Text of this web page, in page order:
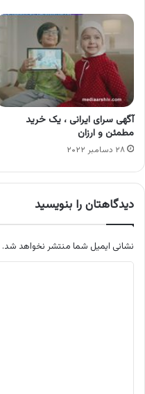
آگهی سرای ایرانی ، یک خرید
مطمئن و ارزان
۲۸ دسامبر ۲۰۲۲
دیدگاهتان را بنویسید
نشانی ایمیل شما منتشر نخواهد شد.